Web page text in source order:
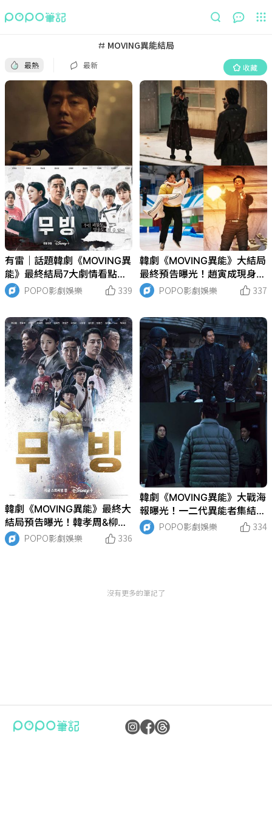
MOVING異能結局
最熱 最新 收藏
最新 收藏
有雷｜話題韓劇《MOVING異
能》最終結局7大劇情看點總
整理！結局藏驚人大彩蛋，編
劇姜草曝光第二季製作動向！
POPO影劇娛樂 339
韓劇《MOVING異能》大結局
最終預告曝光！趙寅成現身回
歸？超能父母們為了孩子不惜
變成怪物！
POPO影劇娛樂 337
韓劇《MOVING異能》最終大
結局預告曝光！韓孝周&柳承
龍發威、趙寅成不缺席，一二
代異能者完結篇集結決戰！
POPO影劇娛樂 336
韓劇《MOVING異能》大戰海
報曝光！一二代異能者集結完
結篇，作者姜草首度透露真人
版結局、第二季續集走向！
POPO影劇娛樂 334
沒有更多的筆記了